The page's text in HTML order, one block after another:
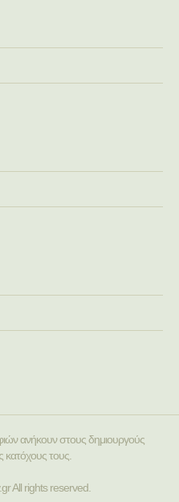
ανήκουν στους δημιουργούς
κατόχους τους.
All rights reserved.